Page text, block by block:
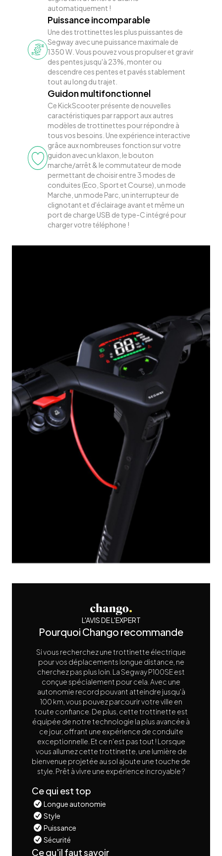
automatiquement !
Puissance incomparable
Une des trottinettes les plus puissantes de
Segway avec une puissance maximale de
1350 W. Vous pouvez vous propulser et gravir
des pentes jusqu'à 23%, monter ou
descendre ces pentes et pavés stablement
tout au long du trajet.
Guidon multifonctionnel
Ce KickScooter présente de nouvelles
caractéristiques par rapport aux autres
modèles de trottinettes pour répondre à
tous vos besoins. Une expérience interactive
grâce aux nombreuses fonction sur votre
guidon avec un klaxon, le bouton
marche/arrêt & le commutateur de mode
permettant de choisir entre 3 modes de
conduites (Eco, Sport et Course), un mode
Marche, un mode Parc, un interrupteur de
clignotant et d'éclairage avant et même un
port de charge USB de type-C intégré pour
charger votre téléphone !
L'AVIS DE L'EXPERT
Pourquoi Chango recommande
Si vous recherchez une trottinette électrique
pour vos déplacements longue distance, ne
cherchez pas plus loin. La Segway P100SE est
conçue spécialement pour cela. Avec une
autonomie record pouvant atteindre jusqu'à
100 km, vous pouvez parcourir votre ville en
toute confiance. De plus, cette trottinette est
équipée de notre technologie la plus avancée à
ce jour, offrant une expérience de conduite
exceptionnelle. Et ce n'est pas tout ! Lorsque
vous allumez cette trottinette, une lumière de
bienvenue projetée au sol ajoute une touche de
style. Prêt à vivre une expérience incroyable ?
Ce qui est top
Longue autonomie
Style
Puissance
Sécurité
Ce qu'il faut savoir